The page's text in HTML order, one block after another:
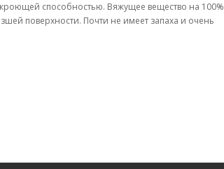
способностью. Вяжущее вещество на 100%
поверхности. Почти не имеет запаха и очень